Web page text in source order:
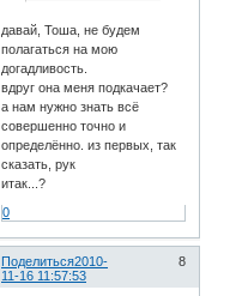
давай, Тоша, не будем
полагаться на мою
догадливость.
вдруг она меня подкачает?
а нам нужно знать всё
совершенно точно и
определённо. из первых, так
сказать, рук
итак...?
0
Поделиться 8
2010-
11-16 11:57:53